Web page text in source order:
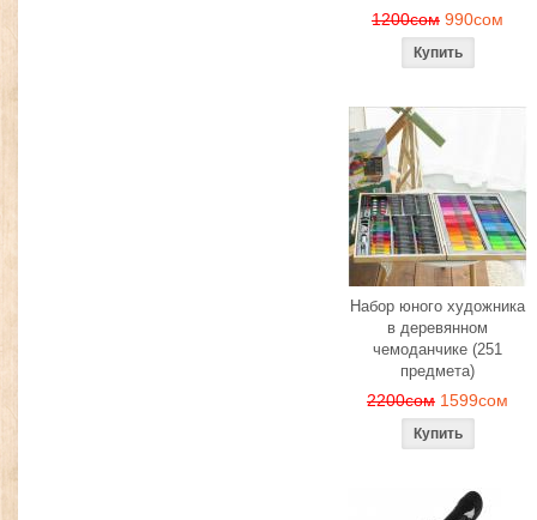
1200сом 990сом
Набор юного художника
в деревянном
чемоданчике (251
предмета)
2200сом 1599сом